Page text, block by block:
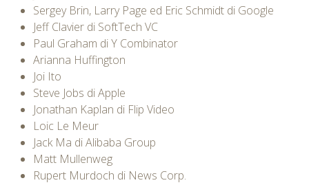
Sergey Brin, Larry Page ed Eric Schmidt di Google
Jeff Clavier di SoftTech VC
Paul Graham di Y Combinator
Arianna Huffington
Joi Ito
Steve Jobs di Apple
Jonathan Kaplan di Flip Video
Loic Le Meur
Jack Ma di Alibaba Group
Matt Mullenweg
Rupert Murdoch di News Corp.